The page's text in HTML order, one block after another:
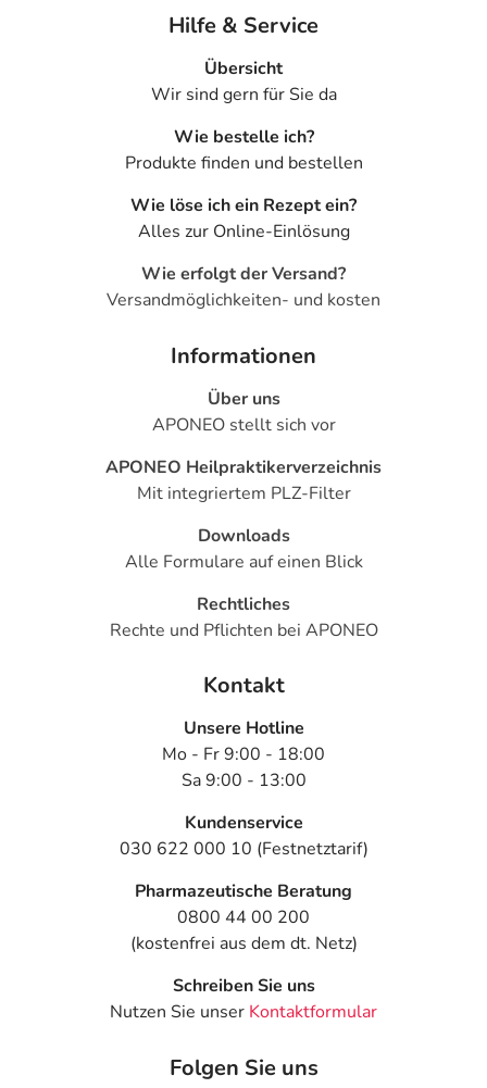
Hilfe & Service
Übersicht
Wir sind gern für Sie da
Wie bestelle ich?
Produkte finden und bestellen
Wie löse ich ein Rezept ein?
Alles zur Online-Einlösung
Wie erfolgt der Versand?
Versandmöglichkeiten- und kosten
Informationen
Über uns
APONEO stellt sich vor
APONEO Heilpraktikerverzeichnis
Mit integriertem PLZ-Filter
Downloads
Alle Formulare auf einen Blick
Rechtliches
Rechte und Pflichten bei APONEO
Kontakt
Unsere Hotline
Mo - Fr 9:00 - 18:00
Sa 9:00 - 13:00
Kundenservice
030 622 000 10 (Festnetztarif)
Pharmazeutische Beratung
0800 44 00 200
(kostenfrei aus dem dt. Netz)
Schreiben Sie uns
Nutzen Sie unser Kontaktformular
Folgen Sie uns